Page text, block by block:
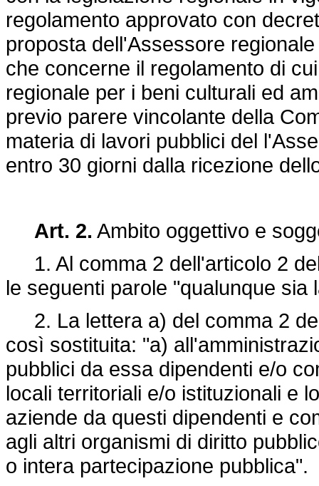
regolamento approvato con
proposta dell'Assessore
che concerne il regolamento di
regionale per i beni culturali ed
previo parere vincolante della
materia di lavori pubblici del
entro 30 giorni dalla ricezione
Art. 2. Ambito oggettivo e
1. Al comma 2 dell'articolo 2
le seguenti parole "qualunque sia
2. La lettera a) del comma 2
così sostituita: "a)
pubblici da essa dipendenti e/o
locali territoriali e/o istituzionali e
aziende da questi dipendenti e
agli altri organismi di diritto
o intera partecipazione pubblica".